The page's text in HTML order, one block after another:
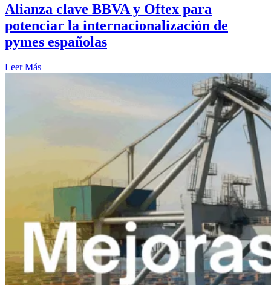
Alianza clave BBVA y Oftex para
potenciar la internacionalización de
pymes españolas
Leer Más